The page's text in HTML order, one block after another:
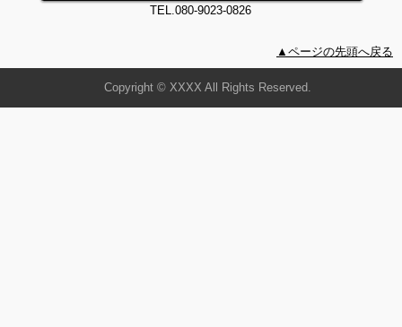
TEL.080-9023-0826
▲ページの先頭へ戻る
Copyright © XXXX All Rights Reserved.